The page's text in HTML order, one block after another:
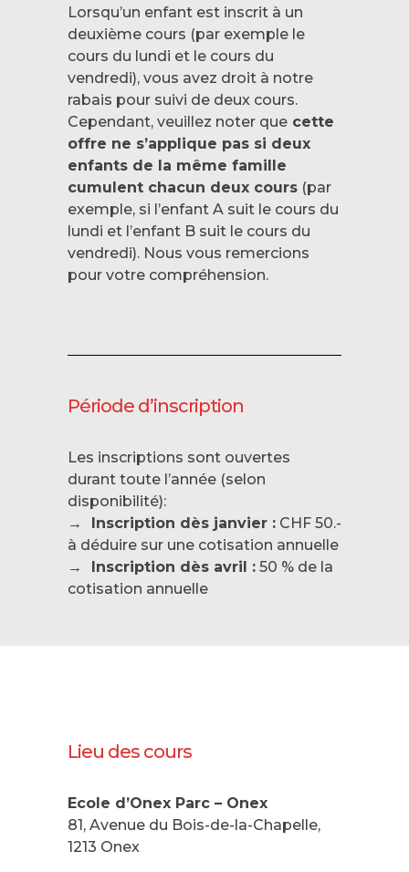
Lorsqu’un enfant est inscrit à un
deuxième cours (par exemple le
cours du lundi et le cours du
vendredi), vous avez droit à notre
rabais pour suivi de deux cours.
Cependant, veuillez noter que cette
offre ne s’applique pas si deux
enfants de la même famille
cumulent chacun deux cours (par
exemple, si l’enfant A suit le cours du
lundi et l’enfant B suit le cours du
vendredi). Nous vous remercions
pour votre compréhension.
Période d’inscription
Les inscriptions sont ouvertes
durant toute l’année (selon
disponibilité):
→ Inscription dès janvier : CHF 50.-
à déduire sur une cotisation annuelle
→ Inscription dès avril : 50 % de la
cotisation annuelle
Lieu des cours
Ecole d’Onex Parc – Onex
81, Avenue du Bois-de-la-Chapelle,
1213 Onex